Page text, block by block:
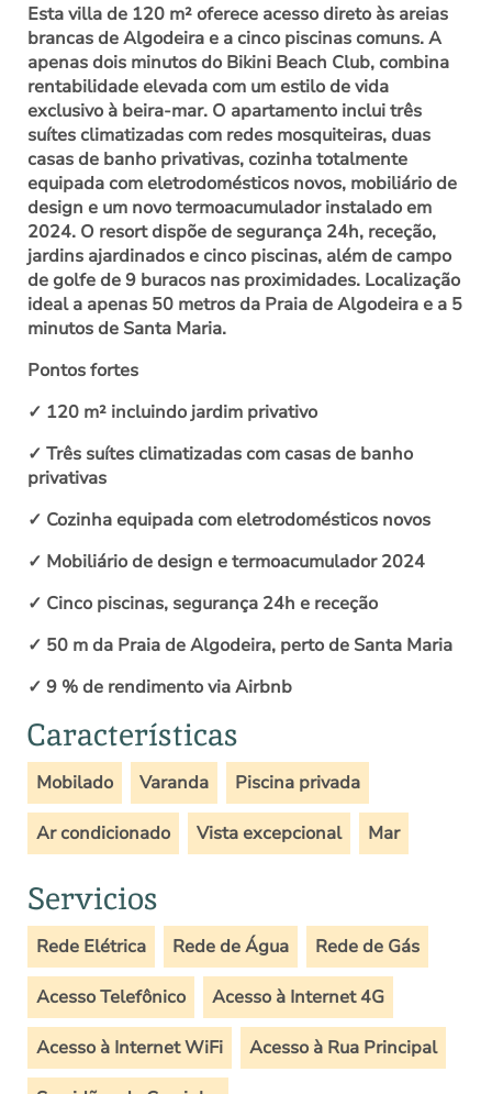
Esta villa de 120 m² oferece acesso direto às areias
brancas de Algodeira e a cinco piscinas comuns. A
apenas dois minutos do Bikini Beach Club, combina
rentabilidade elevada com um estilo de vida
exclusivo à beira-mar. O apartamento inclui três
suítes climatizadas com redes mosquiteiras, duas
casas de banho privativas, cozinha totalmente
equipada com eletrodomésticos novos, mobiliário de
design e um novo termoacumulador instalado em
2024. O resort dispõe de segurança 24h, receção,
jardins ajardinados e cinco piscinas, além de campo
de golfe de 9 buracos nas proximidades. Localização
ideal a apenas 50 metros da Praia de Algodeira e a 5
minutos de Santa Maria.
Pontos fortes
✓ 120 m² incluindo jardim privativo
✓ Três suítes climatizadas com casas de banho
privativas
✓ Cozinha equipada com eletrodomésticos novos
✓ Mobiliário de design e termoacumulador 2024
✓ Cinco piscinas, segurança 24h e receção
✓ 50 m da Praia de Algodeira, perto de Santa Maria
✓ 9 % de rendimento via Airbnb
Características
Mobilado Varanda Piscina privada
Ar condicionado Vista excepcional Mar
Servicios
Rede Elétrica Rede de Água Rede de Gás
Acesso Telefônico Acesso à Internet 4G
Acesso à Internet WiFi Acesso à Rua Principal